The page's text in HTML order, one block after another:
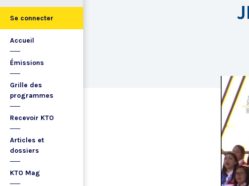
Se connecter
Accueil
Émissions
Grille des
programmes
Recevoir KTO
Articles et
dossiers
KTO Mag